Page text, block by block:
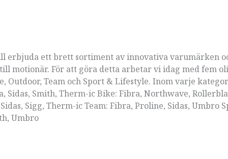
erbjuda ett brett sortiment av innovativa varumärken
motionär. För att göra detta arbetar vi idag med fem
Outdoor, Team och Sport & Lifestyle. Inom varje
Smith, Therm-ic Bike: Fibra, Northwave,
Sigg, Therm-ic Team: Fibra, Proline, Sidas, Umbro
Umbro